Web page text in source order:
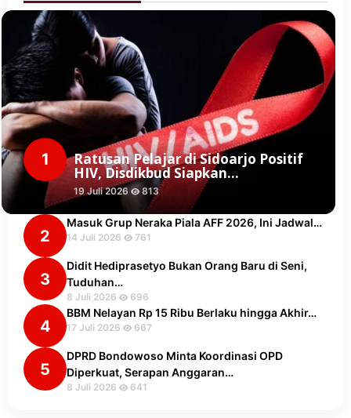
1 Ratusan Pelajar di Sidoarjo Positif
HIV, Disdikbud Siapkan…
19 Juli 2026 813
2
Masuk Grup Neraka Piala AFF 2026, Ini Jadwal…
14 Juli 2026 761
3
Didit Hediprasetyo Bukan Orang Baru di Seni,
Tuduhan…
8 Juli 2026 696
4
BBM Nelayan Rp 15 Ribu Berlaku hingga Akhir…
17 Juli 2026 667
5
DPRD Bondowoso Minta Koordinasi OPD
Diperkuat, Serapan Anggaran…
8 Juli 2026 641